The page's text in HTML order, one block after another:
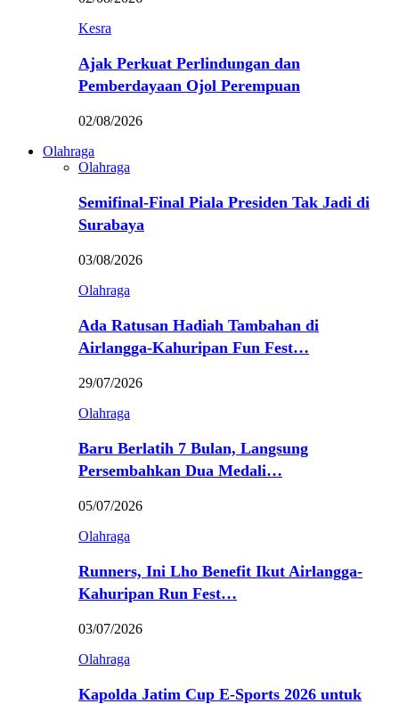
Kesra
Ajak Perkuat Perlindungan dan
Pemberdayaan Ojol Perempuan
02/08/2026
Olahraga
Olahraga
Semifinal-Final Piala Presiden Tak Jadi di
Surabaya
03/08/2026
Olahraga
Ada Ratusan Hadiah Tambahan di
Airlangga-Kahuripan Fun Fest…
29/07/2026
Olahraga
Baru Berlatih 7 Bulan, Langsung
Persembahkan Dua Medali…
05/07/2026
Olahraga
Runners, Ini Lho Benefit Ikut Airlangga-
Kahuripan Run Fest…
03/07/2026
Olahraga
Kapolda Jatim Cup E-Sports 2026 untuk